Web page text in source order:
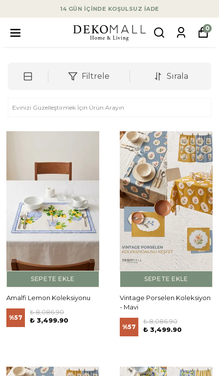
14 GÜN İÇİNDE KOŞULSUZ İADE
0
Filtrele Sırala
SEPETE EKLE
Amalfi Lemon Koleksiyonu
%57
₺ 8,086.90
₺ 3,499.90
SEPETE EKLE
Vintage Porselen Koleksiyon
- Mavi
%57
₺ 8,086.90
₺ 3,499.90